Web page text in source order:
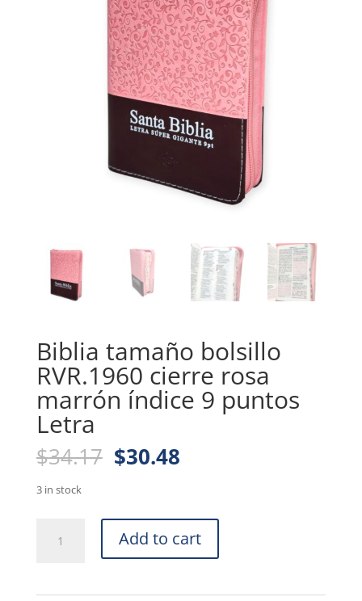
Biblia tamaño bolsillo
RVR.1960 cierre rosa
marrón índice 9 puntos
Letra
$34.17 Original
price
$34.17.
$30.48Current
$30.48.
3 in stock
tamaño
Add to cart